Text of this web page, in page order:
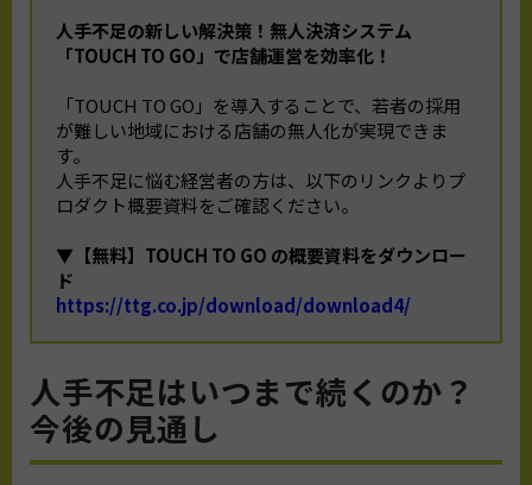
人手不足の新しい解決策！ 無人決済システム
「TOUCH TO GO」で店舗運営を効率化！
「TOUCH TO GO」を導入することで、若者の採用
が難しい地域における店舗の無人化が実現できま
す。
人手不足に悩む経営者の方は、以下のリンクよりプ
ロダクト概要資料をご確認ください。
▼【無料】TOUCH TO GO の概要資料をダウンロー
ド
https://ttg.co.jp/download/download4/
人手不足はいつまで続くのか？
今後の見通し